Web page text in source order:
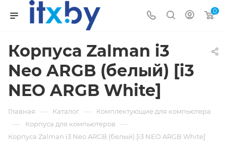
0
Корпуса Zalman i3
Neo ARGB (белый) [i3
NEO ARGB White]
Главная — Каталог — Комплектующие для компьютера
— Корпуса для компьютеров —
Корпуса Zalman i3 Neo ARGB (белый) [i3 NEO ARGB White]